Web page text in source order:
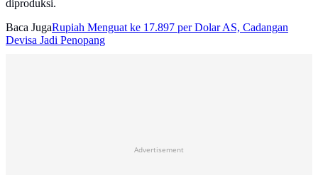
diproduksi.
Baca JugaRupiah Menguat ke 17.897 per Dolar AS, Cadangan
Devisa Jadi Penopang
Advertisement